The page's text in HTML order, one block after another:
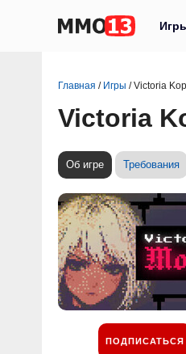
Главная / Игры /Victoria
Victoria
Об игре Требования
ПОДПИСАТЬСЯ